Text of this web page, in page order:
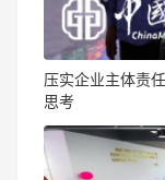
压实企业主体责
思考